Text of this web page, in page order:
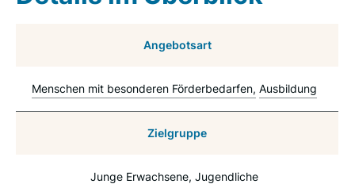
Angebotsart
Menschen mit besonderen Förderbedarfen Ausbildung
Zielgruppe
Junge Erwachsene Jugendliche